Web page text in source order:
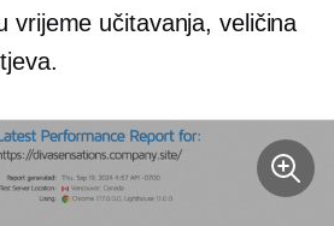
vrijeme učitavanja, veličina